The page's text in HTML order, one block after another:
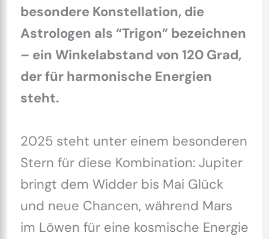
besondere Konstellation, die
Astrologen als “Trigon” bezeichnen
– ein Winkelabstand von 120 Grad,
der für harmonische Energien
steht.
2025 steht unter einem besonderen
Stern für diese Kombination: Jupiter
bringt dem Widder bis Mai Glück
und neue Chancen, während Mars
im Löwen für eine kosmische Energie